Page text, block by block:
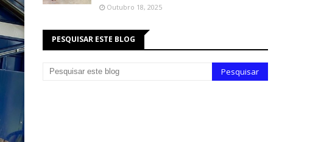
Outubro 18, 2025
PESQUISAR ESTE BLOG